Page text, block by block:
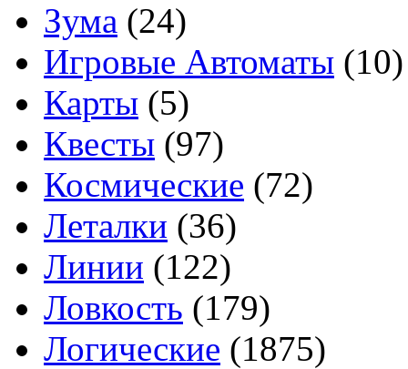
Зума (24)
Игровые Автоматы (10)
Карты (5)
Квесты (97)
Космические (72)
Леталки (36)
Линии (122)
Ловкость (179)
Логические (1875)